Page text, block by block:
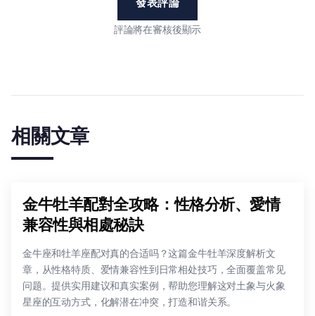
評論將在審核後顯示
相關文章
金牛牡羊配對全攻略：性格分析、愛情
兼容性與相處秘訣
金牛座和牡羊座配对真的合适吗？这篇金牛牡羊深度解析文
章，从性格特质、爱情兼容性到日常相处技巧，全面覆盖常见
问题。提供实用建议和真实案例，帮助您理解这对土象与火象
星座的互动方式，化解潜在冲突，打造和谐关系。